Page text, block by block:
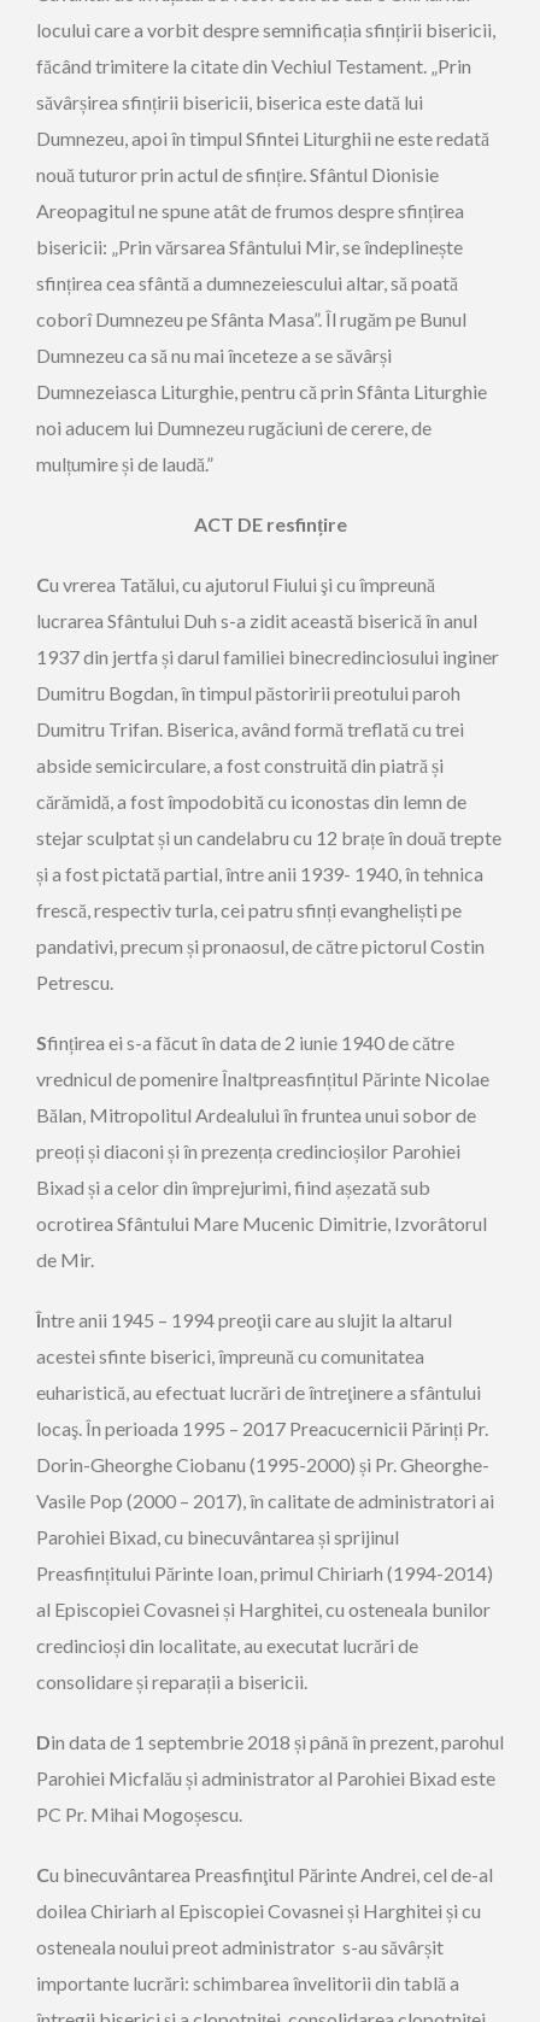
locului care a vorbit despre semnificația sfințirii bisericii,
făcând trimitere la citate din Vechiul Testament. „Prin
săvârșirea sfințirii bisericii, biserica este dată lui
Dumnezeu, apoi în timpul Sfintei Liturghii ne este redată
nouă tuturor prin actul de sfințire. Sfântul Dionisie
Areopagitul ne spune atât de frumos despre sfințirea
bisericii: „Prin vărsarea Sfântului Mir, se îndeplinește
sfințirea cea sfântă a dumnezeiescului altar, să poată
coborî Dumnezeu pe Sfânta Masa”. Îl rugăm pe Bunul
Dumnezeu ca să nu mai înceteze a se săvârși
Dumnezeiasca Liturghie, pentru că prin Sfânta Liturghie
noi aducem lui Dumnezeu rugăciuni de cerere, de
mulțumire și de laudă.”
ACT DE resfințire
Cu vrerea Tatălui, cu ajutorul Fiului şi cu împreună
lucrarea Sfântului Duh s-a zidit această biserică în anul
1937 din jertfa și darul familiei binecredinciosului inginer
Dumitru Bogdan, în timpul păstoririi preotului paroh
Dumitru Trifan. Biserica, având formă treflată cu trei
abside semicirculare, a fost construită din piatră și
cărămidă, a fost împodobită cu iconostas din lemn de
stejar sculptat și un candelabru cu 12 brațe în două trepte
și a fost pictată partial, între anii 1939- 1940, în tehnica
frescă, respectiv turla, cei patru sfinți evangheliști pe
pandativi, precum și pronaosul, de către pictorul Costin
Petrescu.
Sfințirea ei s-a făcut în data de 2 iunie 1940 de către
vrednicul de pomenire Înaltpreasfințitul Părinte Nicolae
Bălan, Mitropolitul Ardealului în fruntea unui sobor de
preoți și diaconi și în prezența credincioșilor Parohiei
Bixad și a celor din împrejurimi, fiind așezată sub
ocrotirea Sfântului Mare Mucenic Dimitrie, Izvorâtorul
de Mir.
Între anii 1945 – 1994 preoţii care au slujit la altarul
acestei sfinte biserici, împreună cu comunitatea
euharistică, au efectuat lucrări de întreţinere a sfântului
locaş. În perioada 1995 – 2017 Preacucernicii Părinți Pr.
Dorin-Gheorghe Ciobanu (1995-2000) și Pr. Gheorghe-
Vasile Pop (2000 – 2017), în calitate de administratori ai
Parohiei Bixad, cu binecuvântarea și sprijinul
Preasfințitului Părinte Ioan, primul Chiriarh (1994-2014)
al Episcopiei Covasnei și Harghitei, cu osteneala bunilor
credincioși din localitate, au executat lucrări de
consolidare și reparații a bisericii.
Din data de 1 septembrie 2018 și până în prezent, parohul
Parohiei Micfalău și administrator al Parohiei Bixad este
PC Pr. Mihai Mogoșescu.
Cu binecuvântarea Preasfinţitul Părinte Andrei, cel de-al
doilea Chiriarh al Episcopiei Covasnei și Harghitei și cu
osteneala noului preot administrator s-au săvârșit
importante lucrări: schimbarea învelitorii din tablă a